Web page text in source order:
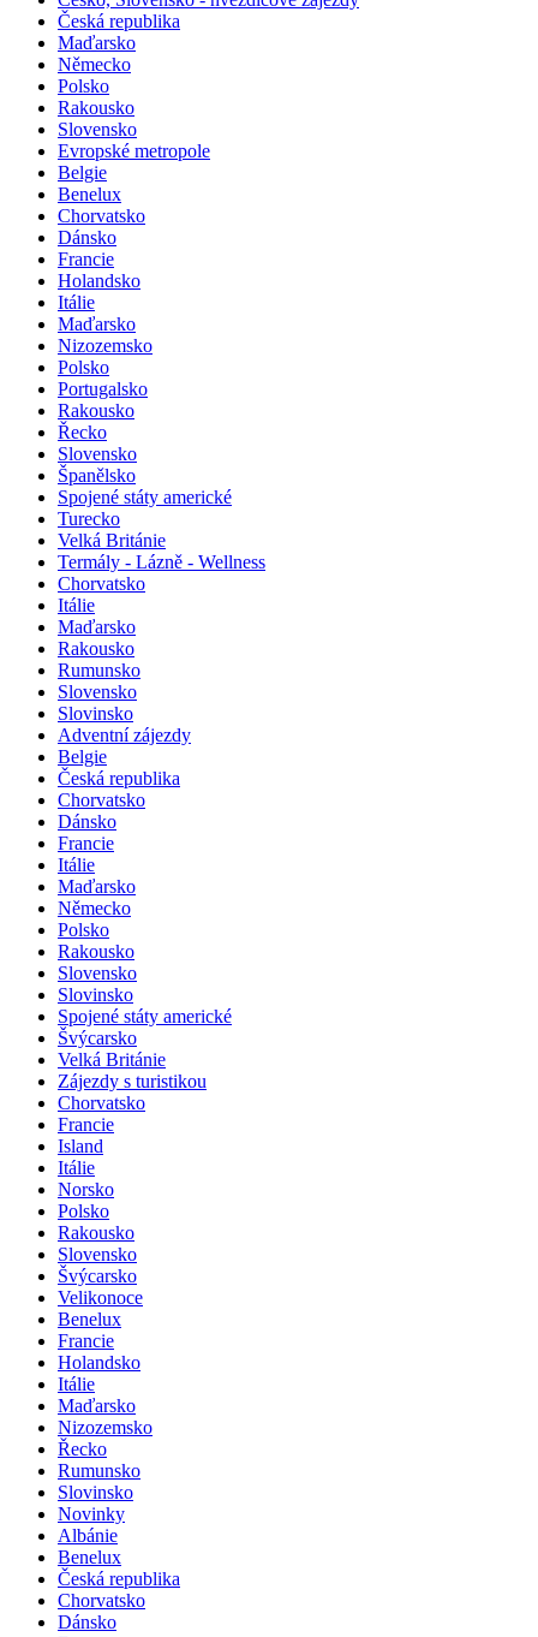
Česká republika
Maďarsko
Německo
Polsko
Rakousko
Slovensko
Evropské metropole
Belgie
Benelux
Chorvatsko
Dánsko
Francie
Holandsko
Itálie
Maďarsko
Nizozemsko
Polsko
Portugalsko
Rakousko
Řecko
Slovensko
Španělsko
Spojené státy americké
Turecko
Velká Británie
Termály - Lázně - Wellness
Chorvatsko
Itálie
Maďarsko
Rakousko
Rumunsko
Slovensko
Slovinsko
Adventní zájezdy
Belgie
Česká republika
Chorvatsko
Dánsko
Francie
Itálie
Maďarsko
Německo
Polsko
Rakousko
Slovensko
Slovinsko
Spojené státy americké
Švýcarsko
Velká Británie
Zájezdy s turistikou
Chorvatsko
Francie
Island
Itálie
Norsko
Polsko
Rakousko
Slovensko
Švýcarsko
Velikonoce
Benelux
Francie
Holandsko
Itálie
Maďarsko
Nizozemsko
Řecko
Rumunsko
Slovinsko
Novinky
Albánie
Benelux
Česká republika
Chorvatsko
Dánsko